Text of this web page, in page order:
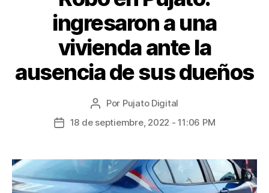
ingresaron a una
vivienda ante la
ausencia de sus dueños
Por Pujato Digital
18 de septiembre, 2022 - 11:06 PM